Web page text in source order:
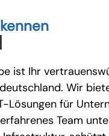
ist Ihr
Wir
Lösungen für
Team